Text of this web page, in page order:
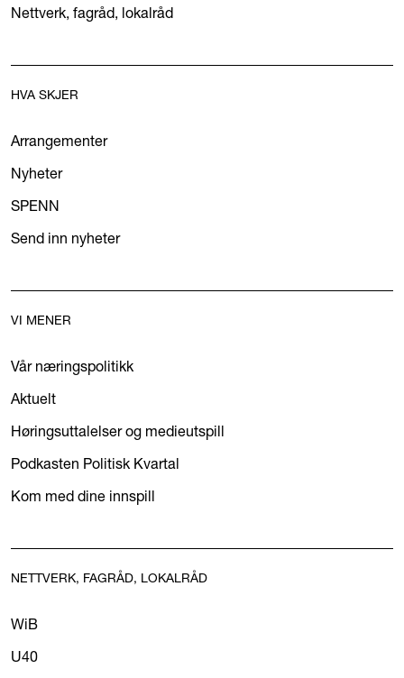
Nettverk, fagråd, lokalråd
HVA SKJER
Arrangementer
Nyheter
SPENN
Send inn nyheter
VI MENER
Vår næringspolitikk
Aktuelt
Høringsuttalelser og medieutspill
Podkasten Politisk Kvartal
Kom med dine innspill
NETTVERK, FAGRÅD, LOKALRÅD
WiB
U40